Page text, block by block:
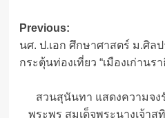
Post
navigation
Previous:
นศ. ป.เอก ศึกษาศาสตร์ ม.ศิล
กระตุ้นท่องเที่ยว “เมืองเก่านรา
สวนสุนันทา แสดงความจง
พระพร สมเด็จพระนางเจ้าสุ